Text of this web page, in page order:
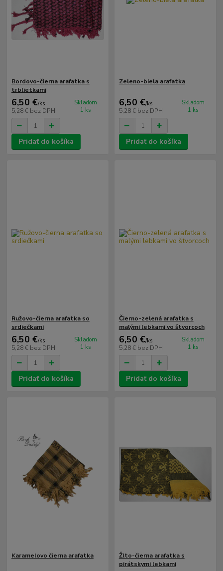
Bordovo-čierna arafatka s
trblietkami
6,50 €/ks
5,28 € bez DPH
Skladom
1 ks
Pridať do košíka
Zeleno-biela arafatka
6,50 €/ks
5,28 € bez DPH
Skladom
1 ks
Pridať do košíka
Ružovo-čierna arafatka so
srdiečkami
6,50 €/ks
5,28 € bez DPH
Skladom
1 ks
Pridať do košíka
Čierno-zelená arafatka s
malými lebkami vo štvorcoch
6,50 €/ks
5,28 € bez DPH
Skladom
1 ks
Pridať do košíka
Karamelovo čierna arafatka
Žlto-čierna arafatka s
pirátskymi lebkami